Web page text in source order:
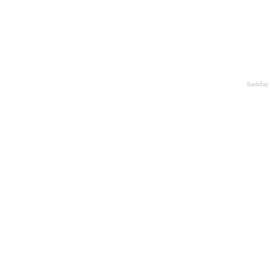
Sadržaj